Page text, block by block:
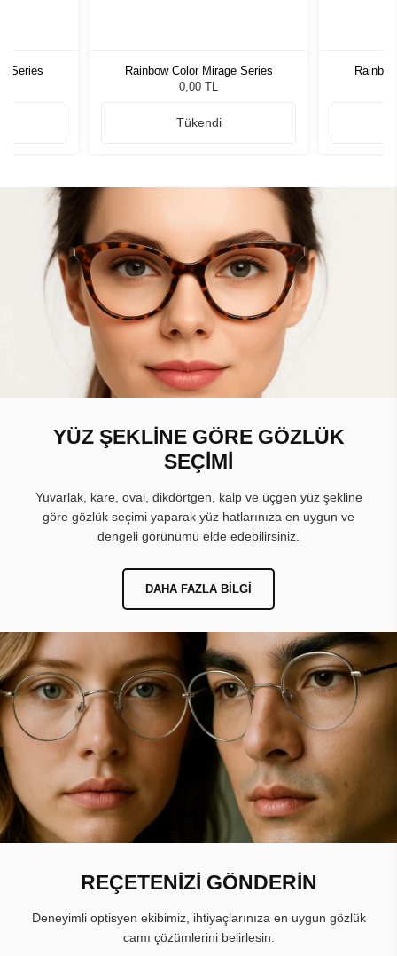
Series
Rainbow Color Mirage Series
0,00 TL
Tükendi
YÜZ ŞEKLİNE GÖRE GÖZLÜK
SEÇİMİ
Yuvarlak, kare, oval, dikdörtgen, kalp ve üçgen yüz şekline
göre gözlük seçimi yaparak yüz hatlarınıza en uygun ve
dengeli görünümü elde edebilirsiniz.
DAHA FAZLA BILGI
REÇETENİZİ GÖNDERİN
Deneyimli optisyen ekibimiz, ihtiyaçlarınıza en uygun gözlük
camı çözümlerini belirlesin.